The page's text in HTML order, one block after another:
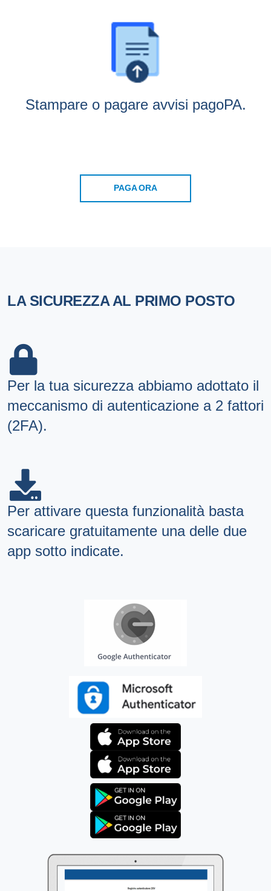
Stampare o pagare avvisi pagoPA.
PAGA ORA
LA SICUREZZA AL PRIMO POSTO
Per la tua sicurezza abbiamo adottato il
meccanismo di autenticazione a 2 fattori
(2FA).
Per attivare questa funzionalità basta
scaricare gratuitamente una delle due
app sotto indicate.